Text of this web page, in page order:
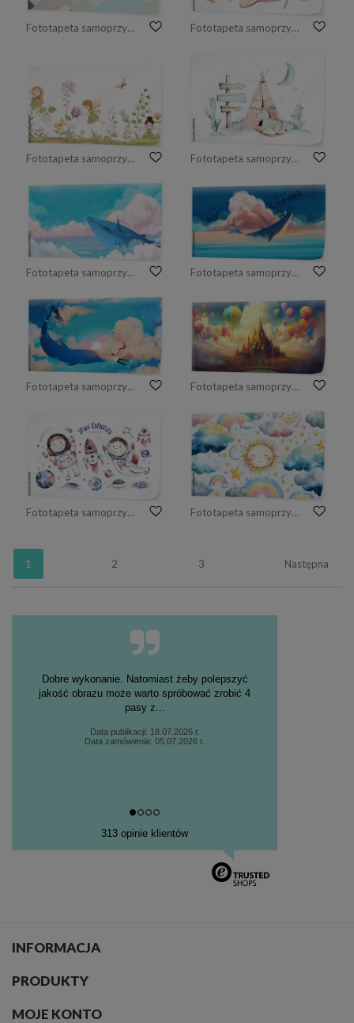
Fototapeta samoprzylepna dekoracja ścienna z balonami do pokoju dziecinnego. Fototapeta samoprzylepna akwarela dla dzieci, żyrafa-pilot w chmurach.
Fototapeta samoprzylepna kompozycja z kwiatową łąką, delikatnymi kwiatami i uroczymi wróżkami Fototapeta samoprzylepna Zestaw z elementami etnicznymi: kaktus, namiot tipi, tradycyjny wigwam, pióro, strzałka. Dziki Zachód
Fototapeta samoprzylepna Dziewczyna na wielorybie unoszącym się w powietrzu. Piękna kreatywna ilustracja Fototapeta samoprzylepna Chłopiec na wielorybie pod rozgwieżdżonym niebem.
Fototapeta samoprzylepna Delfin i chłopiec bawią się w powietrzu. Fototapeta samoprzylepna zamek inspirowany bajką z balonami, obraz wygenerowany przez sztuczną inteligencję
Fototapeta samoprzylepna Astronauta, chłopiec, dziewczynka, skafander kosmiczny, gwiazdy, planeta, księżyc, rakieta i wahadłowiec Fototapeta samoprzylepna tęcza w stylu boho dla dzieci ze słońcem, chmurami i księżycem
1 2 3 Następna
Jakość, zabezpieczona przesyłka, bardzo szybka
realizacja
Data zamówienia: 01.05.2026 r.
313 opinie klientów
INFORMACJA
PRODUKTY
MOJE KONTO